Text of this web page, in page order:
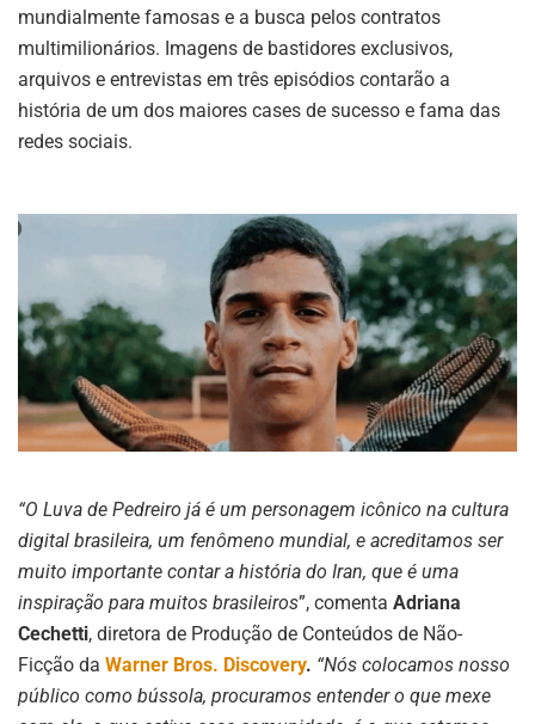
mundialmente famosas e a busca pelos contratos
multimilionários. Imagens de bastidores exclusivos,
arquivos e entrevistas em três episódios contarão a
história de um dos maiores cases de sucesso e fama das
redes sociais.
“O Luva de Pedreiro já é um personagem icônico na cultura
digital brasileira, um fenômeno mundial, e acreditamos ser
muito importante contar a história do Iran, que é uma
inspiração para muitos brasileiros”, comenta Adriana
Cechetti, diretora de Produção de Conteúdos de Não-
Ficção da Warner Bros. Discovery. “Nós colocamos nosso
público como bússola, procuramos entender o que mexe